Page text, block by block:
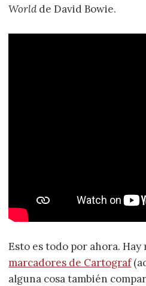
Worldde David Bowie.
Esto es todo por ahora. Hay
marcadores de Cartograf
alguna cosa también